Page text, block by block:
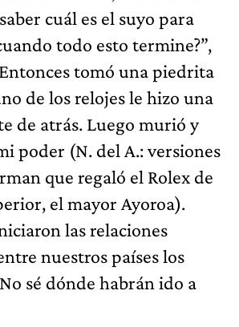
cuál es el suyo para
todo esto termine?”,
tomó una piedrita
de los relojes le hizo una
de atrás. Luego murió y
poder (N. del A.: versiones
que regaló el Rolex de
el mayor Ayoroa).
las relaciones
nuestros países los
sé dónde habrán ido a